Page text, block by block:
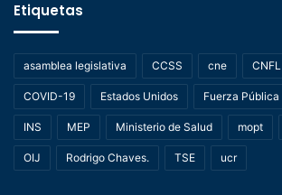
Etiquetas
asamblea legislativa CCSS cne CNFL
COVID-19 Estados Unidos Fuerza Pública
INS MEP Ministerio de Salud mopt
OIJ Rodrigo Chaves. TSE ucr